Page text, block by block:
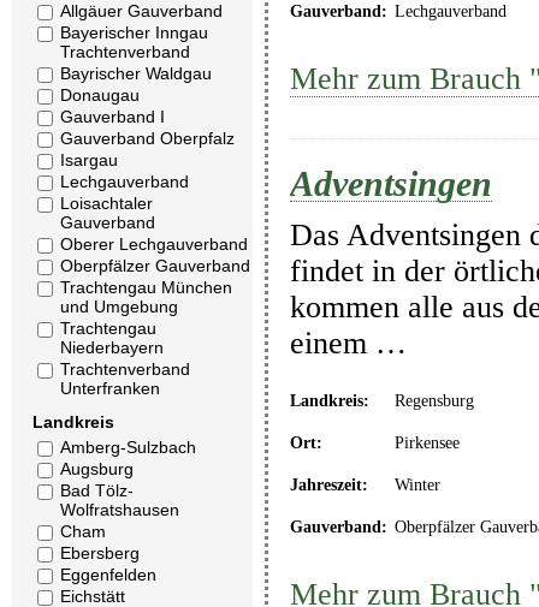
Allgäuer Gauverband
Bayerischer Inngau
Trachtenverband
Bayrischer Waldgau
Donaugau
Gauverband I
Gauverband Oberpfalz
Isargau
Lechgauverband
Loisachtaler
Gauverband
Oberer Lechgauverband
Oberpfälzer Gauverband
Trachtengau München
und Umgebung
Trachtengau
Niederbayern
Trachtenverband
Unterfranken
Landkreis
Amberg-Sulzbach
Augsburg
Bad Tölz-
Wolfratshausen
Cham
Ebersberg
Eggenfelden
Eichstätt
Gauverband: Lechgauverband
Mehr zum Brauch
Adventsingen
Das Adventsingen
findet in der
kommen alle aus
einem …
Landkreis: Regensburg
Ort: Pirkensee
Jahreszeit: Winter
Gauverband: Oberpfälzer
Mehr zum Brauch